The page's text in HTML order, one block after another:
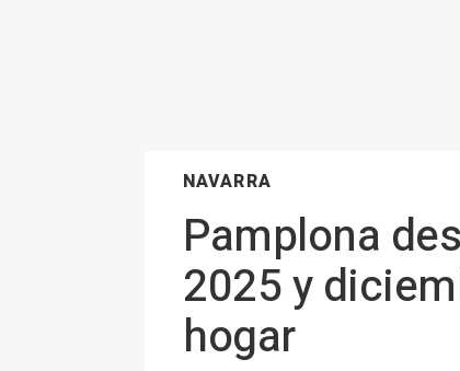
NAVARRA
Pamplona
2025 y
hogar